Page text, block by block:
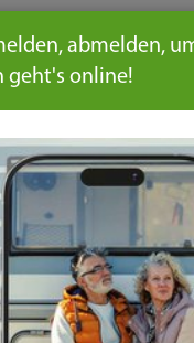
abmelden,
geht's online!